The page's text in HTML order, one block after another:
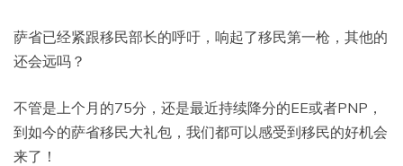
萨省已经紧跟移民部长的呼吁，响起了移民第一枪，其他的
还会远吗？
不管是上个月的75分，还是最近持续降分的EE或者PNP，
到如今的萨省移民大礼包，我们都可以感受到移民的好机会
来了！